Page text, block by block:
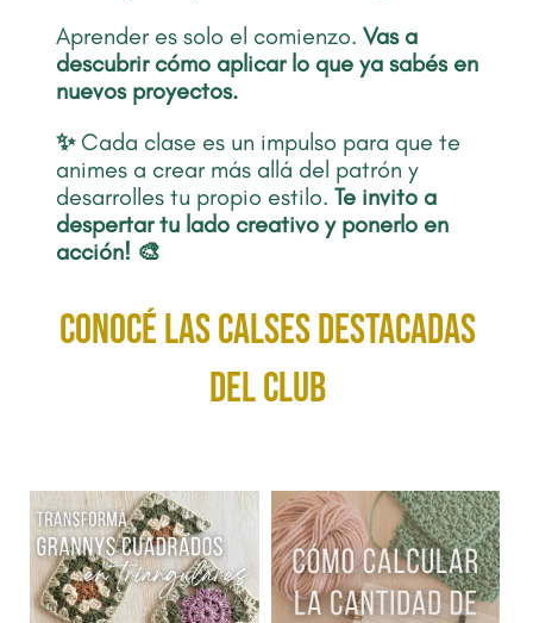
Aprender es solo el comienzo. Vas a
descubrir cómo aplicar lo que ya sabés en
nuevos proyectos.
✨Cada clase es un impulso para que te
animes a crear más allá del patrón y
desarrolles tu propio estilo. Te invito a
despertar tu lado creativo y ponerlo en
acción! 🎨
conocé las calses destacadas
del club